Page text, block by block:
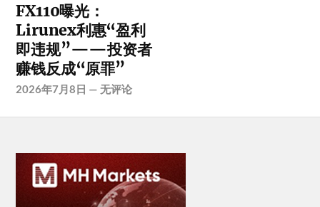
FX110曝光：
Lirunex利惠“盈利
即违规”——投资者
赚钱反成“原罪”
2026年7月8日 —无评论